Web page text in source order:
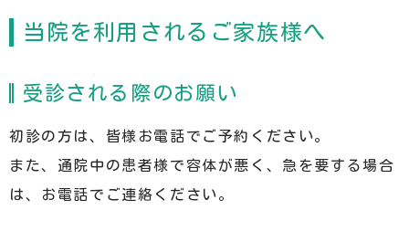
当院を利用されるご家族様へ
受診される際のお願い
初診の方は、皆様お電話でご予約ください。
また、通院中の患者様で容体が悪く、急を要する場合
は、お電話でご連絡ください。